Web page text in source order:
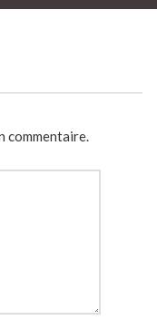
commentaire.